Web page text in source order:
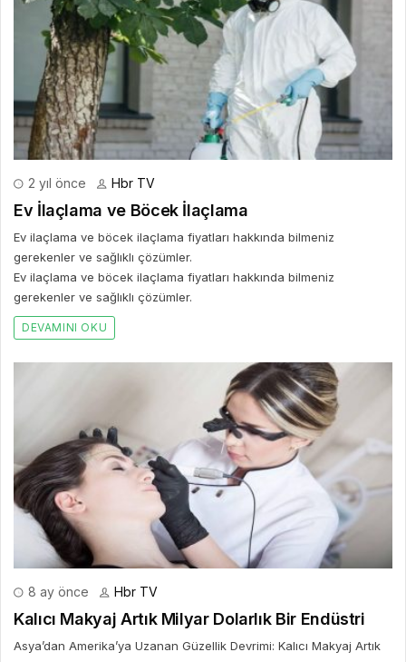
2 yıl önce Hbr TV
Ev İlaçlama ve Böcek İlaçlama
Ev ilaçlama ve böcek ilaçlama fiyatları hakkında bilmeniz
gerekenler ve sağlıklı çözümler.
Ev ilaçlama ve böcek ilaçlama fiyatları hakkında bilmeniz
gerekenler ve sağlıklı çözümler.
DEVAMINI OKU
8 ay önce Hbr TV
Kalıcı Makyaj Artık Milyar Dolarlık Bir Endüstri
Asya’dan Amerika’ya Uzanan Güzellik Devrimi: Kalıcı Makyaj Artık